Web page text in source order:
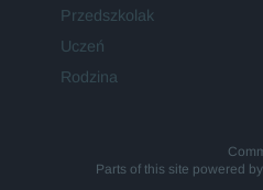
Przedszkolak
Uczeń
Rodzina
Parts of this site powered by